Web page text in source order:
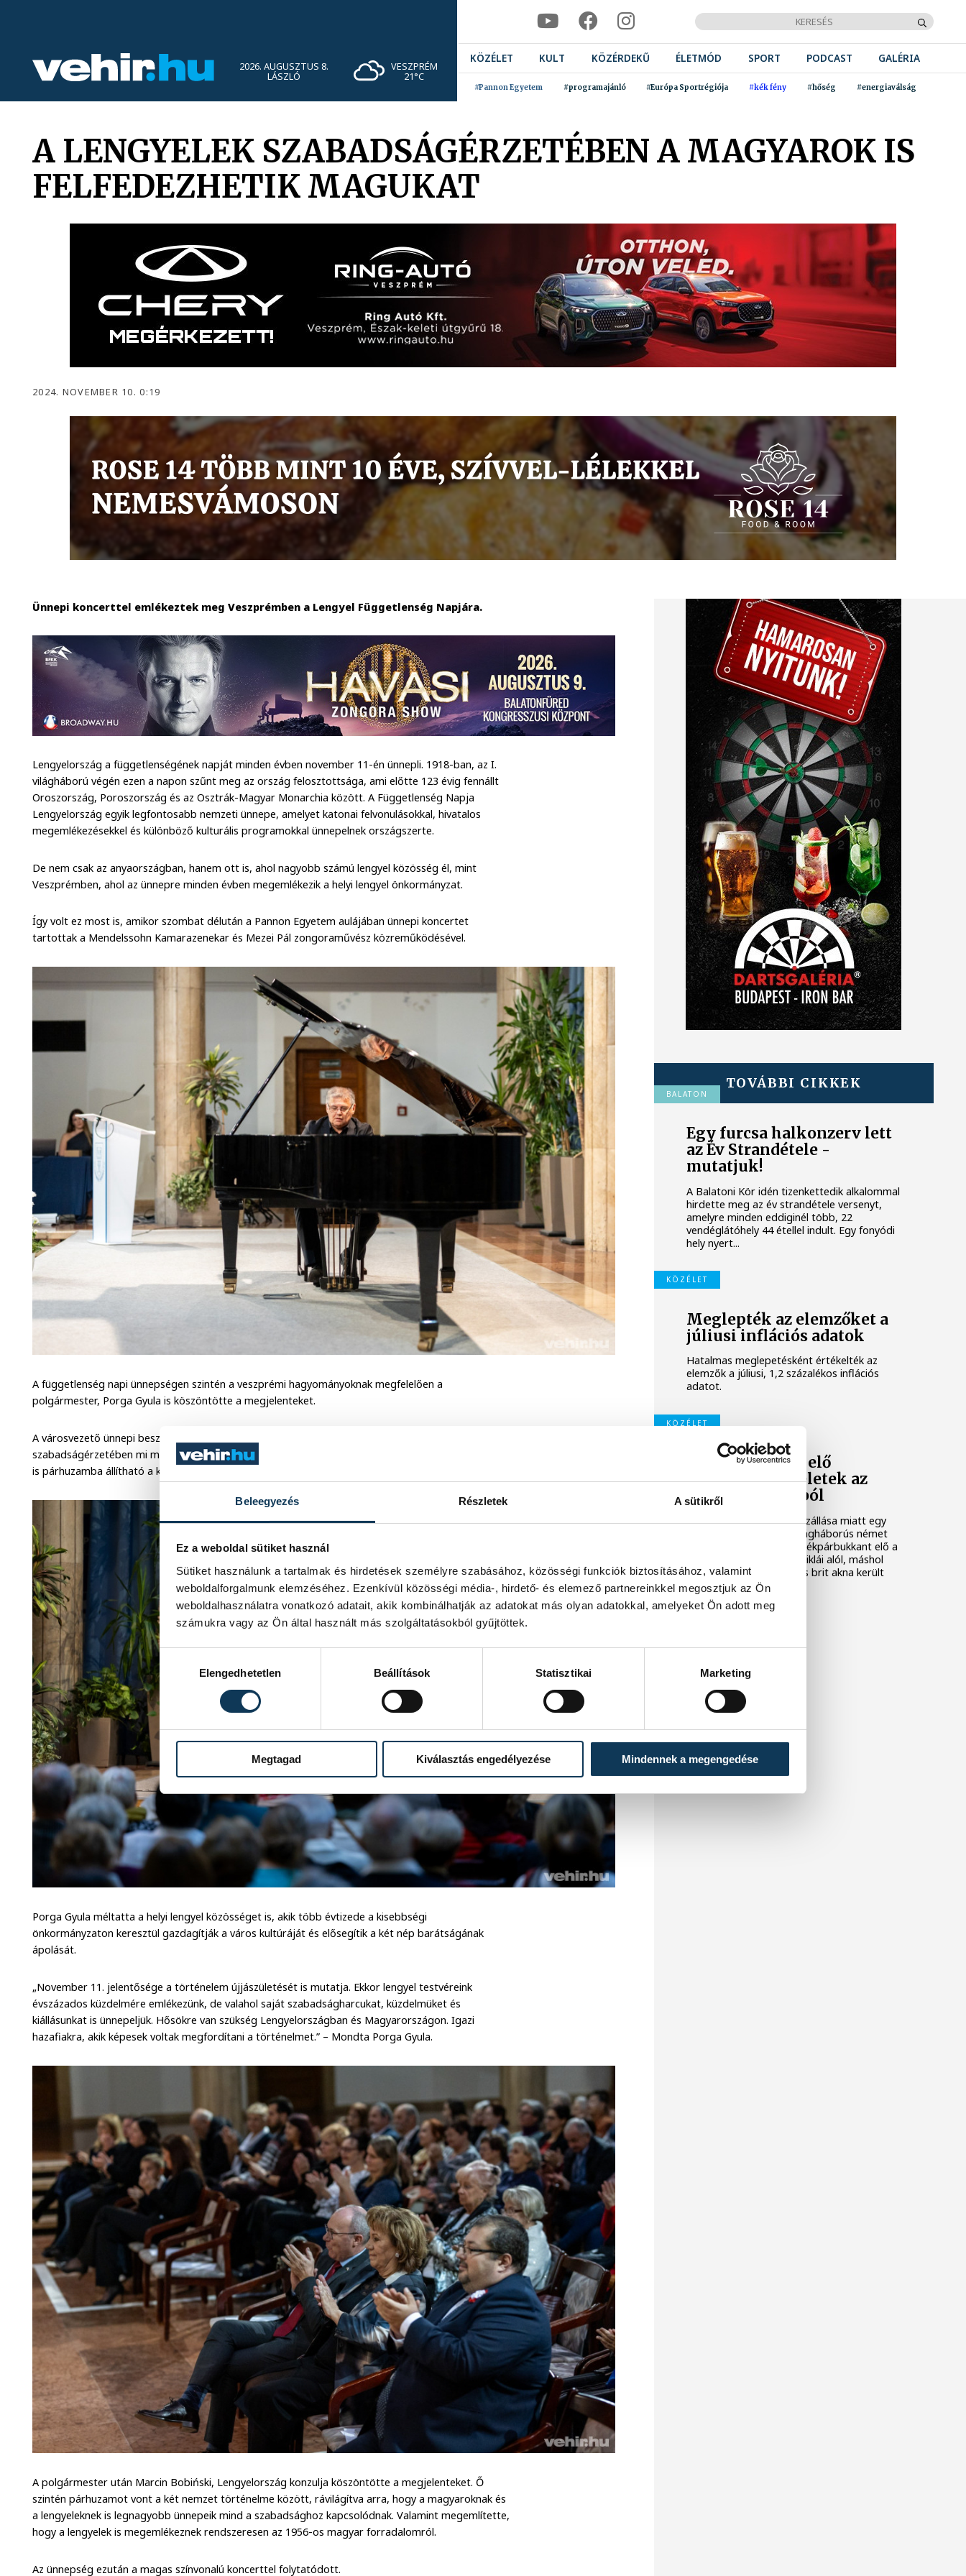
Beleegyezés Részletek A sütikről
Ez a weboldal sütiket használ
Sütiket használunk a tartalmak és hirdetések személyre szabásához, közösségi funkciók biztosításához, valamint
weboldalforgalmunk elemzéséhez. Ezenkívül közösségi média-, hirdető- és elemező partnereinkkel megosztjuk az Ön
weboldalhasználatra vonatkozó adatait, akik kombinálhatják az adatokat más olyan adatokkal, amelyeket Ön adott meg
számukra vagy az Ön által használt más szolgáltatásokból gyűjtöttek.
Hozzájárulás kiválasztása
Elengedhetetlen
Beállítások Statisztikai Marketing
Megtagad Kiválasztás engedélyezése Mindennek a megengedése
2026. AUGUSZTUS 8.
LÁSZLÓ
VESZPRÉM
21°C
KÖZÉLET KULT KÖZÉRDEKŰ ÉLETMÓD SPORT PODCAST GALÉRIA
#Pannon Egyetem #programajánló #Európa Sportrégiója #kék fény #hőség #energiaválság
A LENGYELEK SZABADSÁGÉRZETÉBEN A MAGYAROK IS
FELFEDEZHETIK MAGUKAT
2024. NOVEMBER 10. 0:19
Ünnepi koncerttel emlékeztek meg Veszprémben a Lengyel Függetlenség Napjára.
Lengyelország a függetlenségének napját minden évben november 11-én ünnepli. 1918-ban, az I.
világháború végén ezen a napon szűnt meg az ország felosztottsága, ami előtte 123 évig fennállt
Oroszország, Poroszország és az Osztrák-Magyar Monarchia között. A Függetlenség Napja
Lengyelország egyik legfontosabb nemzeti ünnepe, amelyet katonai felvonulásokkal, hivatalos
megemlékezésekkel és különböző kulturális programokkal ünnepelnek országszerte.
De nem csak az anyaországban, hanem ott is, ahol nagyobb számú lengyel közösség él, mint
Veszprémben, ahol az ünnepre minden évben megemlékezik a helyi lengyel önkormányzat.
Így volt ez most is, amikor szombat délután a Pannon Egyetem aulájában ünnepi koncertet
tartottak a Mendelssohn Kamarazenekar és Mezei Pál zongoraművész közreműködésével.
A függetlenség napi ünnepségen szintén a veszprémi hagyományoknak megfelelően a
polgármester, Porga Gyula is köszöntötte a megjelenteket.
A városvezető ünnepi beszédében testvéri népnek nevezte a lengyeleket, akiknek a
szabadságérzetében mi magyarok felfedezzük a rokon lelket. Ráadásul a 20. századi történelmünk
is párhuzamba állítható a kommunista megszállástól a rendszerváltás öröméig.
Porga Gyula méltatta a helyi lengyel közösséget is, akik több évtizede a kisebbségi
önkormányzaton keresztül gazdagítják a város kultúráját és elősegítik a két nép barátságának
ápolását.
„November 11. jelentősége a történelem újjászületését is mutatja. Ekkor lengyel testvéreink
évszázados küzdelmére emlékezünk, de valahol saját szabadságharcukat, küzdelmüket és
kiállásunkat is ünnepeljük. Hősökre van szükség Lengyelországban és Magyarországon. Igazi
hazafiakra, akik képesek voltak megfordítani a történelmet.” – Mondta Porga Gyula.
A polgármester után Marcin Bobiński, Lengyelország konzulja köszöntötte a megjelenteket. Ő
szintén párhuzamot vont a két nemzet történelme között, rávilágítva arra, hogy a magyaroknak és
a lengyeleknek is legnagyobb ünnepeik mind a szabadsághoz kapcsolódnak. Valamint megemlítette,
hogy a lengyelek is megemlékeznek rendszeresen az 1956-os magyar forradalomról.
Az ünnepség ezután a magas színvonalú koncerttel folytatódott.
TOVÁBBI CIKKEK
BALATON
Egy furcsa halkonzerv lett
az Év Strandétele -
mutatjuk!
A Balatoni Kör idén tizenkettedik alkalommal
hirdette meg az év strandétele versenyt,
amelyre minden eddiginél több, 22
vendéglátóhely 44 étellel indult. Egy fonyódi
hely nyert...
KÖZÉLET
Meglepték az elemzőket a
júliusi inflációs adatok
Hatalmas meglepetésként értékelték az
elemzők a júliusi, 1,2 százalékos inflációs
adatot.
KÖZÉLET
Sorra kerülnek elő
világháborús leletek az
alacsony Dunából
A folyó rekordalacsony vízállása miatt egy
csaknem komplett, II. világháborús német
DKW NZ 350-1 motorkerékpárbukkant elő a
Batthyány téri rakpart sziklái alól, máshol
pedig egy közel féltonnás brit akna került
elő.